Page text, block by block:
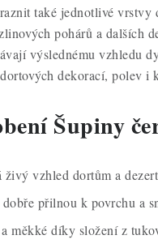
také jednotlivé vrstvy
pohárů a dalších
výslednému vzhledu
dekorací, polev i
Šupiny
živý vzhled dortům a
přilnou k povrchu a
měkké díky složení z